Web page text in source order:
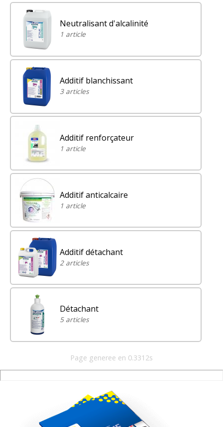
Neutralisant d'alcalinité
1 article
Additif blanchissant
3 articles
Additif renforçateur
1 article
Additif anticalcaire
1 article
Additif détachant
2 articles
Détachant
5 articles
Page generee en 0.3312s